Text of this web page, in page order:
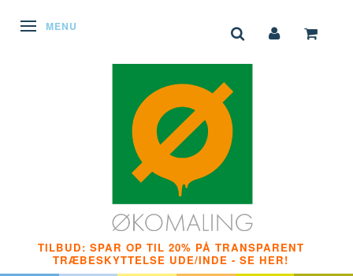
SKIFTE NAVIGATION
MENU
TILBUD: SPAR OP TIL 20% PÅ TRANSPARENT
TRÆBESKYTTELSE UDE/INDE - SE HER!